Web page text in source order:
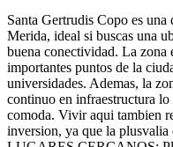
Santa Gertrudis Copo es
Merida, ideal si buscas una
buena conectividad. La zona
importantes puntos de la
universidades. Ademas, la
continuo en infraestructura
comoda. Vivir aqui tambien
inversion, ya que la plusvalia